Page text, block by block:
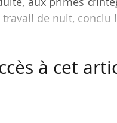
de nuit, conclu
FO Groupe RATP,
à cet